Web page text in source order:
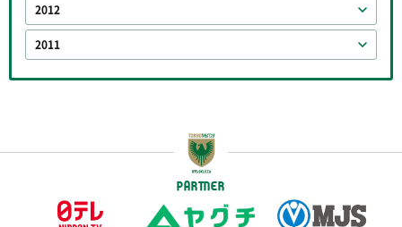
2012
2011
PARTNER